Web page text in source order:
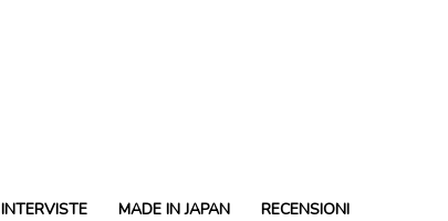
INTERVISTE MADE IN JAPAN RECENSIONI